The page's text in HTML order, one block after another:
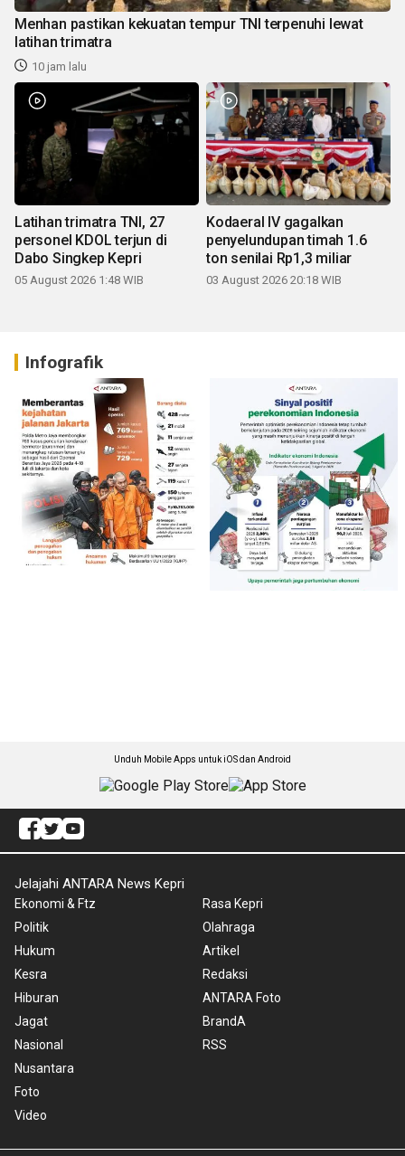
Menhan pastikan kekuatan tempur TNI terpenuhi lewat
latihan trimatra
10 jam lalu
Latihan trimatra TNI, 27
personel KDOL terjun di
Dabo Singkep Kepri
05 August 2026 1:48 WIB
Kodaeral IV gagalkan
penyelundupan timah 1.6
ton senilai Rp1,3 miliar
03 August 2026 20:18 WIB
Infografik
Unduh Mobile Apps untuk iOS dan Android
Jelajahi ANTARA News Kepri
Ekonomi & Ftz
Politik
Hukum
Kesra
Hiburan
Jagat
Nasional
Nusantara
Foto
Video
Rasa Kepri
Olahraga
Artikel
Redaksi
ANTARA Foto
BrandA
RSS